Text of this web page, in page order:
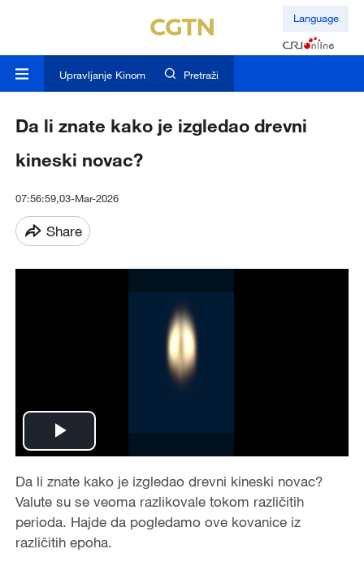
Language
Upravljanje Kinom Pretraži
Da li znate kako je izgledao drevni
kineski novac?
07:56:59,03-Mar-2026
Share
Play
Video
Da li znate kako je izgledao drevni kineski novac?
Valute su se veoma razlikovale tokom različitih
perioda. Hajde da pogledamo ove kovanice iz
različitih epoha.